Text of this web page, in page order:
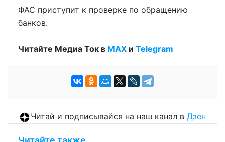
ФАС приступит к проверке по обращению
банков.
Читайте Медиа Ток в МАХ и Telegram
Читай и подписывайся на наш канал в Дзен